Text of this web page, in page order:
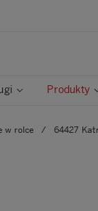
Produkty
w rolce / 64427